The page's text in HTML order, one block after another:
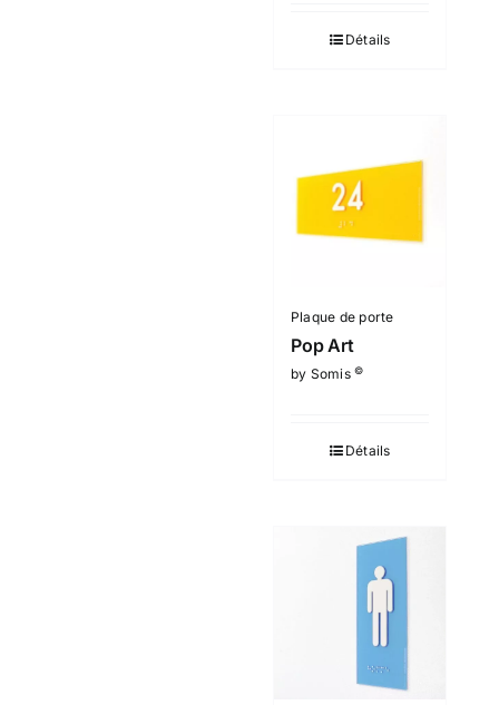
Détails
Plaque de porte
Pop Art
by Somis©
Détails